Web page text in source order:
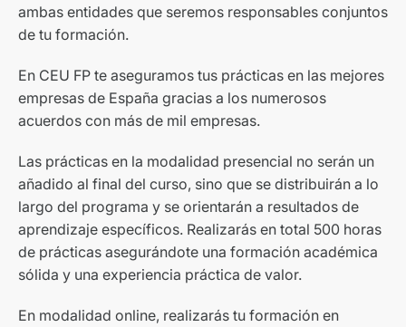
ambas entidades que seremos responsables conjuntos
de tu formación.
En CEU FP te aseguramos tus prácticas en las mejores
empresas de España gracias a los numerosos
acuerdos con más de mil empresas.
Las prácticas en la modalidad presencial no serán un
añadido al final del curso, sino que se distribuirán a lo
largo del programa y se orientarán a resultados de
aprendizaje específicos. Realizarás en total 500 horas
de prácticas asegurándote una formación académica
sólida y una experiencia práctica de valor.
En modalidad online, realizarás tu formación en